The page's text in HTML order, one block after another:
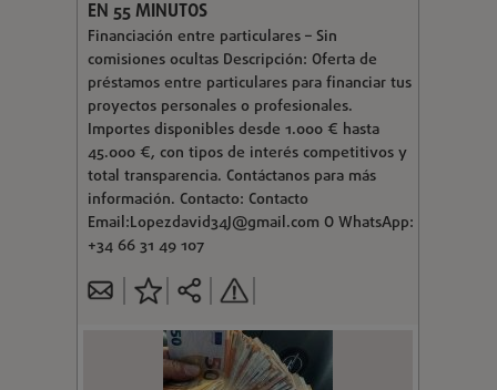
EN 55 MINUTOS
Financiación entre particulares – Sin
comisiones ocultas Descripción: Oferta de
préstamos entre particulares para financiar tus
proyectos personales o profesionales.
Importes disponibles desde 1.000 € hasta
45.000 €, con tipos de interés competitivos y
total transparencia. Contáctanos para más
información. Contacto: Contacto
Email:Lopezdavid34J@gmail.com O WhatsApp:
+34 66 31 49 107